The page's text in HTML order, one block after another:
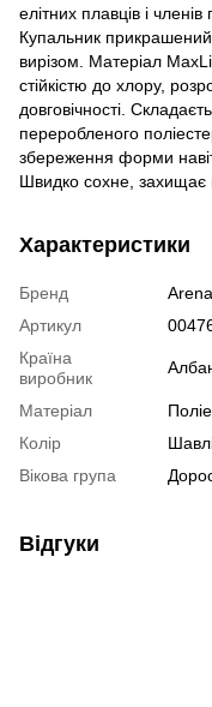
елітних плавців і
Купальник
вирізом. Матеріал
стійкістю до хлору,
довговічності.
переробленого
збереження форми
Швидко сохне, захищає
Характеристики
Бренд
Arena
Артикул
Країна
виробник
Матеріал
Колір
Вікова група
Відгуки